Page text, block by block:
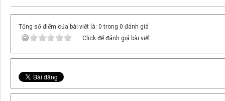
Tổng số điểm của bài viết là: 0 trong 0 đánh giá
Click để đánh giá bài viết